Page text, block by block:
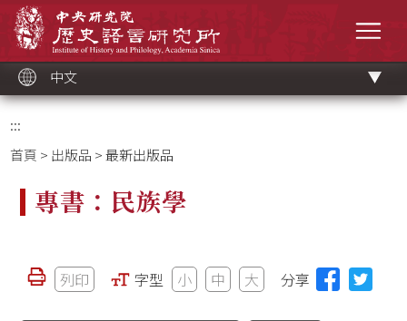
中文
:::
首頁 > 出版品 > 最新出版品
專書：民族學
列印 字型 小 中 大 分享